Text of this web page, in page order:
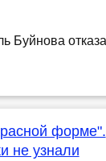
форме".
не узнали